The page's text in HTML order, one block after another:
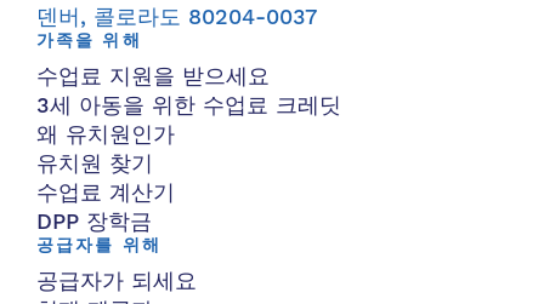
덴버, 콜로라도 80204-0037
가족을 위해
수업료 지원을 받으세요
3세 아동을 위한 수업료 크레딧
왜 유치원인가
유치원 찾기
수업료 계산기
DPP 장학금
공급자를 위해
공급자가 되세요